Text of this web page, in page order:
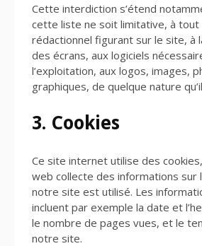
Cette interdiction s’étend
cette liste ne soit limitative, à tout
rédactionnel figurant sur le site, à
des écrans, aux logiciels
l’exploitation, aux logos, images,
graphiques, de quelque nature
3. Cookies
Ce site internet utilise des
web collecte des informations sur
notre site est utilisé. Les
incluent par exemple la date et
le nombre de pages vues, et le
notre site.